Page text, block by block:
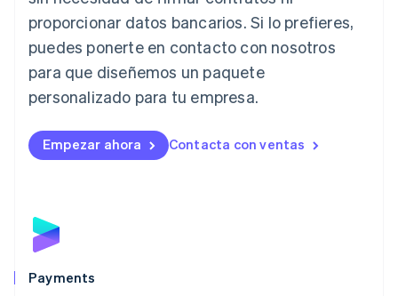
proporcionar datos bancarios. Si lo prefieres,
puedes ponerte en contacto con nosotros
para que diseñemos un paquete
personalizado para tu empresa.
Empezar ahora Contacta con ventas
Payments
Japón
日本語English
Letonia
Liechtenstein
DeutschEnglish
English
Luxemburgo
Malta
English
Español